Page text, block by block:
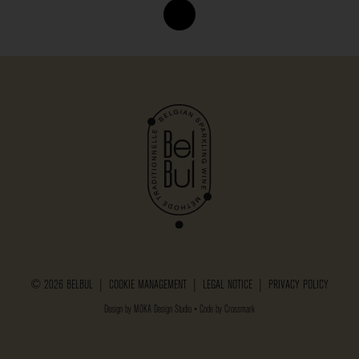
© 2026 BELBUL | COOKIE MANAGEMENT LEGAL NOTICE PRIVACY POLICY
Design by MOKA Design Studio • Code by Crossmark